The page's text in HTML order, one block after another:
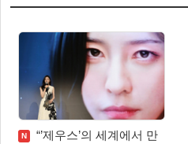
N
“’제우스’의 세계에서 만